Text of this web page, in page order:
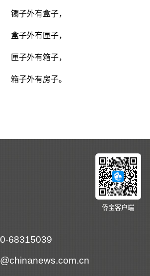
镯子外有盒子，
盒子外有匣子，
匣子外有箱子，
箱子外有房子。
侨宝客户端
68315039